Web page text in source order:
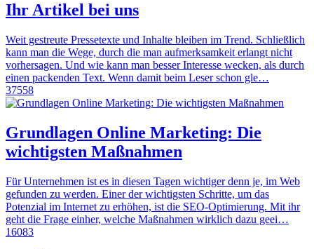
Ihr Artikel bei uns
Weit gestreute Pressetexte und Inhalte bleiben im Trend. Schließlich
kann man die Wege, durch die man aufmerksamkeit erlangt nicht
vorhersagen. Und wie kann man besser Interesse wecken, als durch
einen packenden Text. Wenn damit beim Leser schon gle…
37558
Grundlagen Online Marketing: Die
wichtigsten Maßnahmen
Für Unternehmen ist es in diesen Tagen wichtiger denn je, im Web
gefunden zu werden. Einer der wichtigsten Schritte, um das
Potenzial im Internet zu erhöhen, ist die SEO-Optimierung. Mit ihr
geht die Frage einher, welche Maßnahmen wirklich dazu geei…
16083